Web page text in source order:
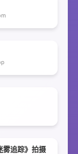
雾追踪》拍摄